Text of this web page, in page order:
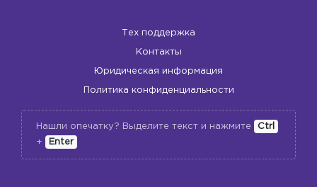
Тех поддержка
Контакты
Юридическая информация
Политика конфиденциальности
Нашли опечатку? Выделите текст и нажмите
Ctrl
+
Enter